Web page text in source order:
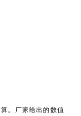
。厂家给出的数值